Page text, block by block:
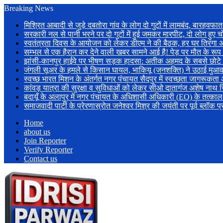
Breaking News
मिश्रित आबादी से जुड़े दबतोरा गांव के लोग दो गुटों में लामबंद,
सरकारी नल से पानी भरने पर दो गुटों में हुई जमकर मारपीट, दो लोग हुए
स्वतंत्रता दिवस के आयोजन को लेकर डीएम ने की बैठक, हर घर तिरंगा
सम्भल से एक हैरान कर देने वाली खबर सामने आई है! पेड़ पर मौत के
झांसी-कानपुर हाईवे पर भीषण सड़क हादसा: अतीक अहमद के सबसे छोटे
जंगली सूअर के हमले से किसान घायल, भाकियू (जनशक्ति) ने उठाई
स्वच्छ भारत मिशन के अंतर्गत नगर पंचायत सैदपुर में स्वच्छता जागरूकता
कांवड़ यात्रा की सुरक्षा व सुविधाओं को लेकर सीओ दातागंज अशेष नाथ
बदायूँ के अलापुर में नगर पंचायत के अधिशासी अधिकारी (EO) के तत्काल
समाजवादी पार्टी के प्रेरणास्रोत जनेश्वर मिश्र की जयंती पर पूर्व ब्लॉक
Home
about us
Join Reporter
Verify Reporter
Contact us